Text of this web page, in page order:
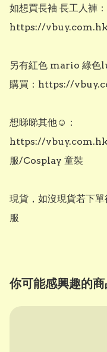
如想買長袖 長工人褲：
https://
另有紅色 mario 綠色
購買：https://
想睇睇其他☺️：
https://
服/Cosplay 童裝
現貨，如沒現貨若下
服
你可能感興趣的